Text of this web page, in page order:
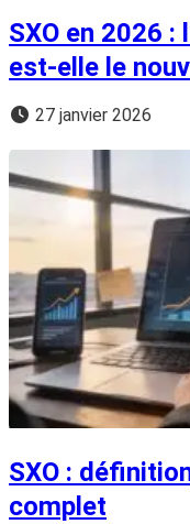
SXO en 2026 :
est-elle le
27 janvier 2026
SXO :
complet